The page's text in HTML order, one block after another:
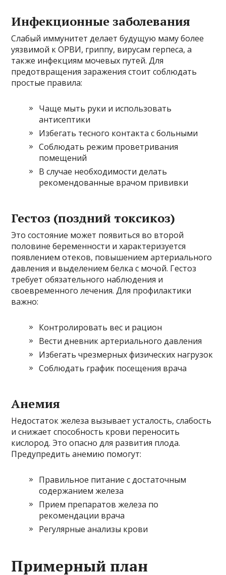
Инфекционные заболевания
Слабый иммунитет делает будущую маму более
уязвимой к ОРВИ, гриппу, вирусам герпеса, а
также инфекциям мочевых путей. Для
предотвращения заражения стоит соблюдать
простые правила:
Чаще мыть руки и использовать
антисептики
Избегать тесного контакта с больными
Соблюдать режим проветривания
помещений
В случае необходимости делать
рекомендованные врачом прививки
Гестоз (поздний токсикоз)
Это состояние может появиться во второй
половине беременности и характеризуется
появлением отеков, повышением артериального
давления и выделением белка с мочой. Гестоз
требует обязательного наблюдения и
своевременного лечения. Для профилактики
важно:
Контролировать вес и рацион
Вести дневник артериального давления
Избегать чрезмерных физических нагрузок
Соблюдать график посещения врача
Анемия
Недостаток железа вызывает усталость, слабость
и снижает способность крови переносить
кислород. Это опасно для развития плода.
Предупредить анемию помогут:
Правильное питание с достаточным
содержанием железа
Прием препаратов железа по
рекомендации врача
Регулярные анализы крови
Примерный план